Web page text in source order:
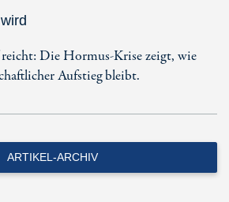
Die Hormus-Krise zeigt, wie
Aufstieg bleibt.
ARTIKEL-ARCHIV